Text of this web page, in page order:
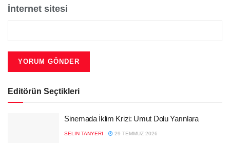
İnternet sitesi
Editörün Seçtikleri
Sinemada İklim Krizi: Umut Dolu Yarınlara
SELIN TANYERI 29 TEMMUZ 2026